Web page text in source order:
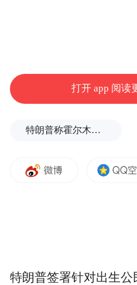
吴谨言产后三个月复
打开 app 阅读
特朗普称霍尔木兹海峡协议尚未达成，正参与相关谈判
特朗普签署针对出生公